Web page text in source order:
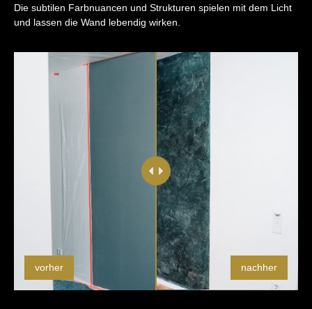
Die subtilen Farbnuancen und Strukturen spielen mit dem Licht
und lassen die Wand lebendig wirken.
vorher nachher